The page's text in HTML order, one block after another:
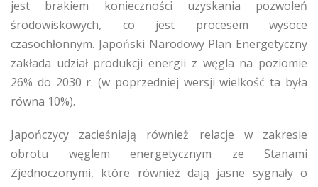
jest brakiem konieczności uzyskania pozwoleń
środowiskowych, co jest procesem wysoce
czasochłonnym. Japoński Narodowy Plan Energetyczny
zakłada udział produkcji energii z węgla na poziomie
26% do 2030 r. (w poprzedniej wersji wielkość ta była
równa 10%).
Japończycy zacieśniają również relacje w zakresie
obrotu węglem energetycznym ze Stanami
Zjednoczonymi, które również dają jasne sygnały o